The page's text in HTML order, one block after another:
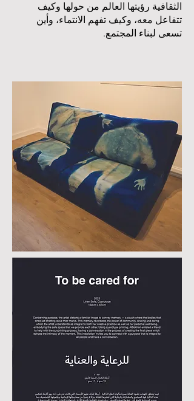
الثقافية رؤيتها العالم من حولها وكيف
تتفاعل معه، وكيف تفهم الانتماء، وأين
تسعى لبناء المجتمع.